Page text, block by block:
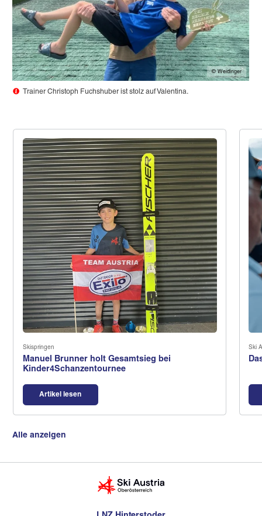
© Weidinger
Trainer Christoph Fuchshuber ist stolz auf Valentina.
Skispringen
Manuel Brunner holt Gesamtsieg bei
Kinder4Schanzentournee
Artikel lesen
Ski
Alle anzeigen